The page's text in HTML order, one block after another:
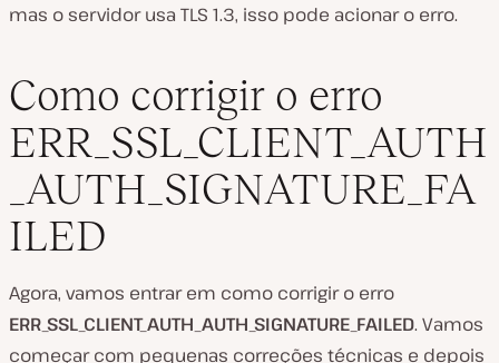
mas o servidor usa TLS 1.3, isso pode acionar o erro.
Como corrigir o erro
ERR_SSL_CLIENT_AUTH
_AUTH_SIGNATURE_FA
ILED
Agora, vamos entrar em como corrigir o erro
ERR_SSL_CLIENT_AUTH_AUTH_SIGNATURE_FAILED. Vamos
começar com pequenas correções técnicas e depois